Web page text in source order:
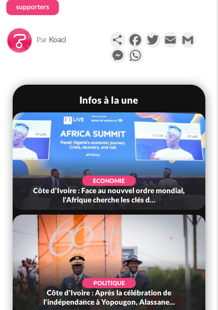
supporters
Par Koaci PartagerFacebookTwitterEmail
Messenger
Infos à la une
ECONOMIE
Côte d'Ivoire : Face au nouvvel ordre mondial,
l'Afrique cherche les clés d...
POLITIQUE
Côte d'Ivoire : Après la célébration de
l'indépendance à Yopougon, Alassane...